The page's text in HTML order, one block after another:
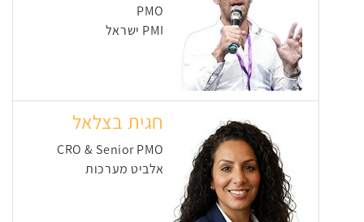
PMO
PMI ישראל
חגית בצלאל
CRO & Senior PMO
אלביט מערכות